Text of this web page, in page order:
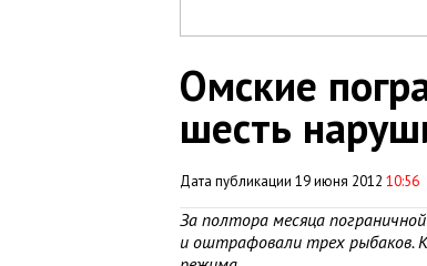
Омские
шесть
Дата публикации 19 июня 2012 10:56
За полтора месяца
и оштрафовали трех рыбаков.